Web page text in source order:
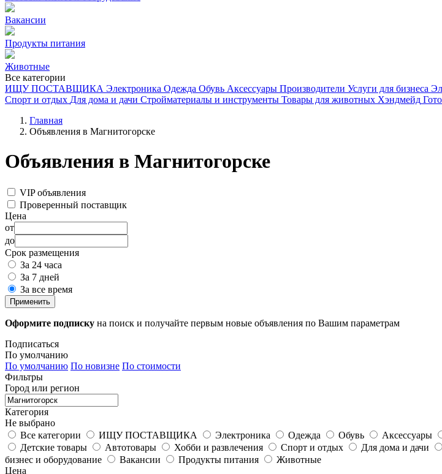
Вакансии
Продукты питания
Животные
Все категории
ИЩУ ПОСТАВЩИКА Электроника Одежда Обувь Аксессуары Производители Услуги для бизнеса
Спорт и отдых Для дома и дачи Стройматериалы и инструменты Товары для животных Хэндмейд
Главная
Объявления в Магнитогорске
Объявления в Магнитогорске
VIP объявления
Проверенный поставщик
Цена
от
до
Срок размещения
За 24 часа
За 7 дней
За все время
Применить
Оформите подписку на поиск и получайте первым новые объявления по Вашим параметрам
Подписаться
По умолчанию
По умолчанию По новизне По стоимости
Фильтры
Город или регион
Категория
Не выбрано
Все категории
ИЩУ ПОСТАВЩИКА Электроника Одежда Обувь Аксессуары
Детские товары
Автотовары Хобби и развлечения Спорт и отдых Для дома и дачи
бизнес и оборудование
Вакансии Продукты питания
Животные
Цена